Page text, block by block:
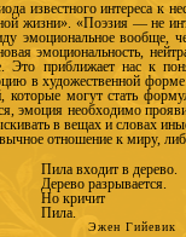
известного интереса к
жизни». «Поэзия — не
эмоциональное вообще,
эмоциональность,
Это приближает нас к
в художественной
которые могут стать
эмоция необходимо
в вещах и словах
отношение к миру,
Пила входит в дерево.
Дерево разрывается.
Но кричит
Пила.
Эжен Гийевик